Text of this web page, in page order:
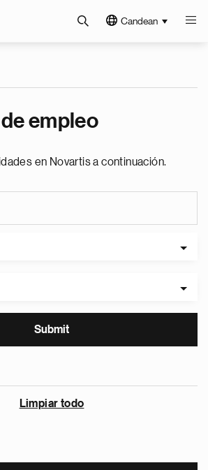
Candean
empleo
en Novartis a continuación.
Limpiar todo